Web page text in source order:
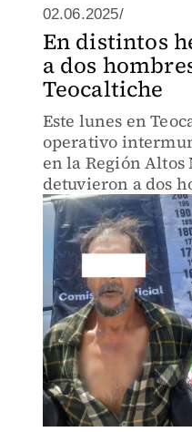
02.06.2025/
En distintos
a dos
Teocaltiche
Este lunes en
operativo
en la Región Altos
detuvieron a dos
armados